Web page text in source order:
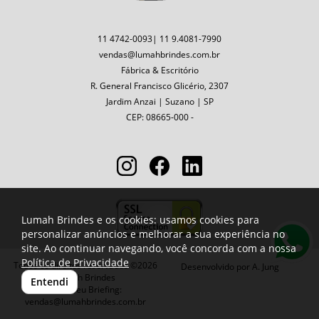
11 4742-0093| 11 9.4081-7990
vendas@lumahbrindes.com.br
Fábrica & Escritório
R. General Francisco Glicério, 2307
Jardim Anzai | Suzano | SP
CEP: 08665-000 -
Todos os direitos reservados ©2026
Lumah Brindes
Envie seu Briefing:
vendas@lumahbrindes.com.br
Desenvolvido por A. Jung
Lumah Brindes e os cookies: usamos cookies para
personalizar anúncios e melhorar a sua experiência no
site. Ao continuar navegando, você concorda com a nossa
Política de Privacidade
Entendi